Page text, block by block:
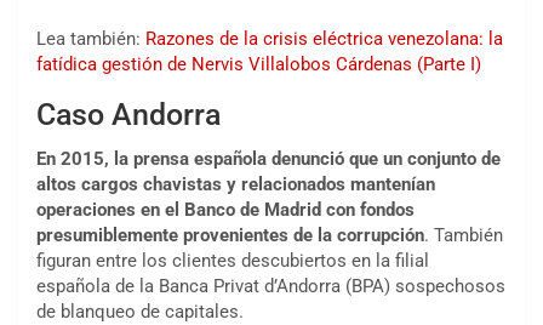
Lea también: Razones de la crisis eléctrica venezolana: la
fatídica gestión de Nervis Villalobos Cárdenas (Parte I)
Caso Andorra
En 2015, la prensa española denunció que un conjunto de
altos cargos chavistas y relacionados mantenían
operaciones en el Banco de Madrid con fondos
presumiblemente provenientes de la corrupción. También
figuran entre los clientes descubiertos en la filial
española de la Banca Privat d’Andorra (BPA) sospechosos
de blanqueo de capitales.